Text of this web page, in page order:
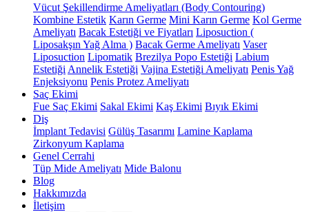
Vücut Şekillendirme Ameliyatları (Body Contouring)
Kombine Estetik Karın Germe Mini Karın Germe Kol Germe
Ameliyatı Bacak Estetiği ve Fiyatları Liposuction (
Liposakşın Yağ Alma ) Bacak Germe Ameliyatı Vaser
Liposuction Lipomatik Brezilya Popo Estetiği Labium
Estetiği Annelik Estetiği Vajina Estetiği Ameliyatı Penis Yağ
Enjeksiyonu Penis Protez Ameliyatı
Saç Ekimi
Fue Saç Ekimi Sakal Ekimi Kaş Ekimi Bıyık Ekimi
Diş
İmplant Tedavisi Gülüş Tasarımı Lamine Kaplama
Zirkonyum Kaplama
Genel Cerrahi
Tüp Mide Ameliyatı Mide Balonu
Blog
Hakkımızda
İletişim